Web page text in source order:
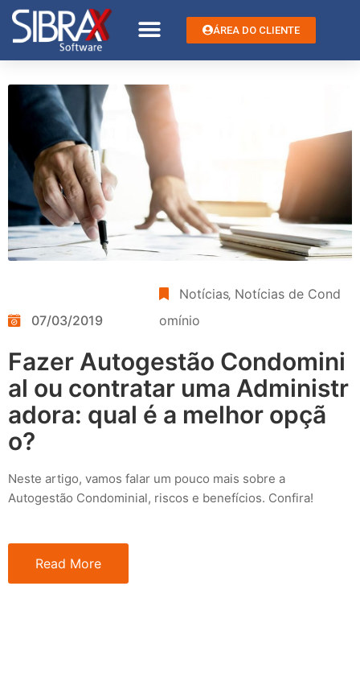
ÁREA DO CLIENTE
07/03/2019
Notícias‚ Notícias de Cond
omínio
Fazer Autogestão Condomini
al ou contratar uma Administr
adora: qual é a melhor opçã
o?
Neste artigo, vamos falar um pouco mais sobre a
Autogestão Condominial, riscos e benefícios. Confira!
Read More